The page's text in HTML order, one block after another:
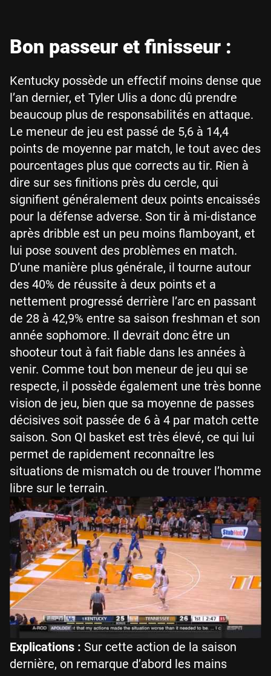
Bon passeur et finisseur :
Kentucky possède un effectif moins dense que
l’an dernier, et Tyler Ulis a donc dû prendre
beaucoup plus de responsabilités en attaque.
Le meneur de jeu est passé de 5,6 à 14,4
points de moyenne par match, le tout avec des
pourcentages plus que corrects au tir. Rien à
dire sur ses finitions près du cercle, qui
signifient généralement deux points encaissés
pour la défense adverse. Son tir à mi-distance
après dribble est un peu moins flamboyant, et
lui pose souvent des problèmes en match.
D’une manière plus générale, il tourne autour
des 40% de réussite à deux points et a
nettement progressé derrière l’arc en passant
de 28 à 42,9% entre sa saison freshman et son
année sophomore. Il devrait donc être un
shooteur tout à fait fiable dans les années à
venir. Comme tout bon meneur de jeu qui se
respecte, il possède également une très bonne
vision de jeu, bien que sa moyenne de passes
décisives soit passée de 6 à 4 par match cette
saison. Son QI basket est très élevé, ce qui lui
permet de rapidement reconnaître les
situations de mismatch ou de trouver l’homme
libre sur le terrain.
Explications : Sur cette action de la saison
dernière, on remarque d’abord les mains